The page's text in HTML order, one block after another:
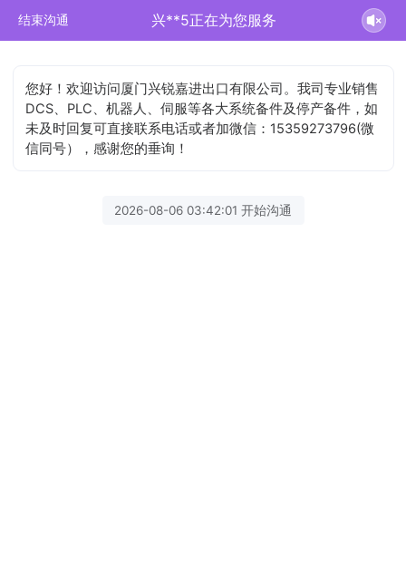
结束沟通 兴**5正在为您服务
您好！欢迎访问厦门兴锐嘉进出口有限公司。我司专业销售
DCS、PLC、机器人、伺服等各大系统备件及停产备件，如
未及时回复可直接联系电话或者加微信：15359273796(微
信同号），感谢您的垂询！
2026-08-06 03:42:01 开始沟通